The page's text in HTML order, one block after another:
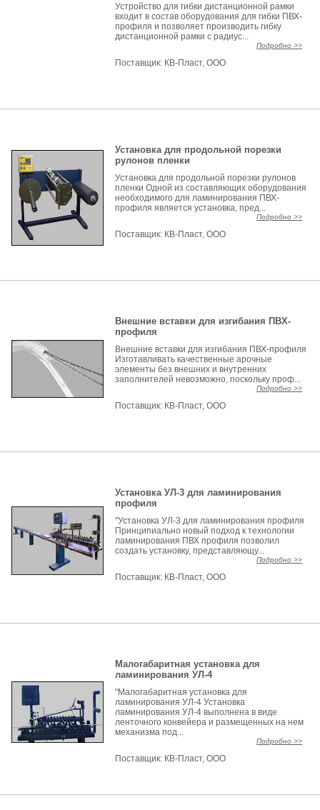
Устройство для гибки дистанционной рамки
входит в состав оборудования для гибки ПВХ-
профиля и позволяет производить гибку
дистанционной рамки с радиус...
Подробно >>
Поставщик: КВ-Пласт, ООО
Установка для продольной порезки
рулонов пленки
Установка для продольной порезки рулонов
пленки Одной из составляющих оборудования
необходимого для ламинирования ПВХ-
профиля является установка, пред...
Подробно >>
Поставщик: КВ-Пласт, ООО
Внешние вставки для изгибания ПВХ-
профиля
Внешние вставки для изгибания ПВХ-профиля
Изготавливать качественные арочные
элементы без внешних и внутренних
заполнителей невозможно, поскольку проф...
Подробно >>
Поставщик: КВ-Пласт, ООО
Установка УЛ-3 для ламинирования
профиля
"Установка УЛ-3 для ламинирования профиля
Принципиально новый подход к технологии
ламинирования ПВХ профиля позволил
создать установку, представляющу...
Подробно >>
Поставщик: КВ-Пласт, ООО
Малогабаритная установка для
ламинирования УЛ-4
"Малогабаритная установка для
ламинирования УЛ-4 Установка
ламинирования УЛ-4 выполнена в виде
ленточного конвейера и размещенных на нем
механизма под...
Подробно >>
Поставщик: КВ-Пласт, ООО